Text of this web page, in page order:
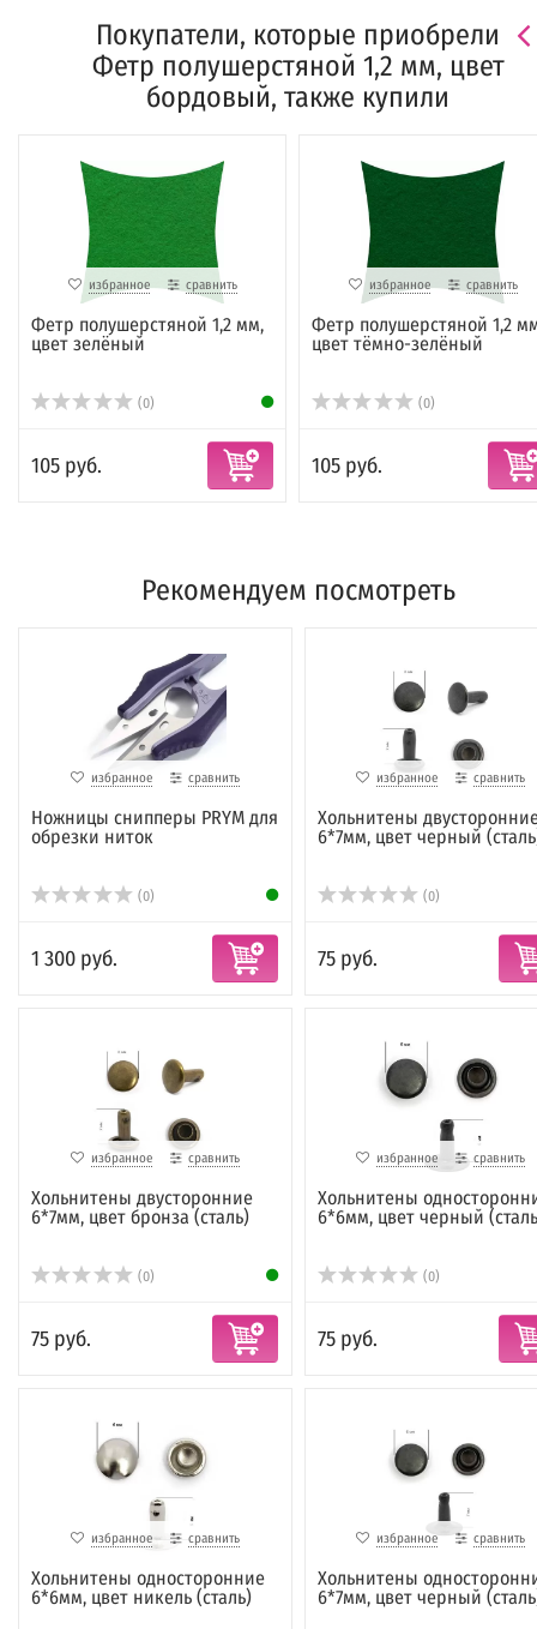
Покупатели, которые приобрели
Фетр полушерстяной 1,2 мм, цвет
бордовый, также купили
избранное сравнить
Фетр полушерстяной 1,2 мм,
цвет зелёный
(0)
105 руб.
избранное сравнить
Фетр полушерстяной 1,2
цвет тёмно-зелёный
(0)
105 руб.
Рекомендуем посмотреть
избранное сравнить
Ножницы снипперы PRYM для
обрезки ниток
(0)
1 300 руб.
избранное сравнить
Хольнитены
6*7мм, цвет черный
(0)
75 руб.
избранное сравнить
Хольнитены двусторонние
6*7мм, цвет бронза (сталь)
(0)
75 руб.
избранное сравнить
Хольнитены
6*6мм, цвет черный
(0)
75 руб.
избранное сравнить
Хольнитены односторонние
6*6мм, цвет никель (сталь)
избранное сравнить
Хольнитены
6*7мм, цвет черный